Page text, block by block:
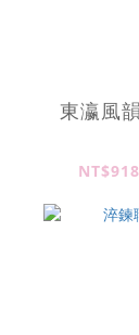
東瀛風